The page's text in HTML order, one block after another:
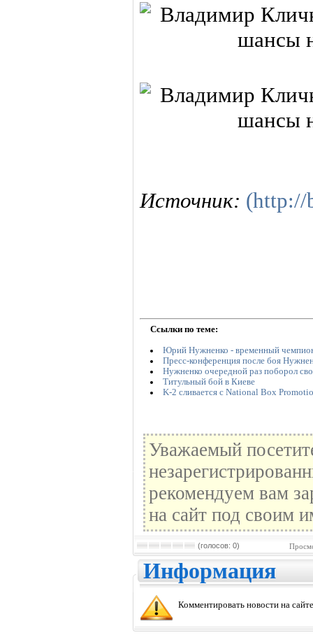
Источник: (http://
Ссылки по теме:
Юрий Нужненко - временный
Пресс-конференция после боя
Нужненко очередной раз поборол
Титульный бой в Киеве
K-2 сливается с National Box
Уважаемый
рекомендуем вам
на сайт под своим
(голосов: 0)
Информация
Комментировать новости на